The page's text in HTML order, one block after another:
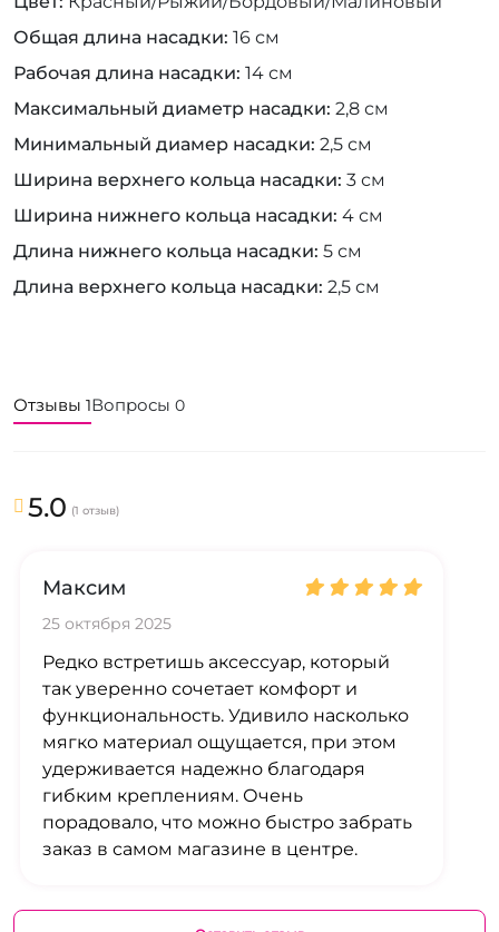
Общая длина насадки 16 см
Рабочая длина насадки 14 см
Максимальный диаметр насадки 2,8 см
Минимальный диамер насадки 2,5 см
Ширина верхнего кольца насадки 3 см
Ширина нижнего кольца насадки 4 см
Длина нижнего кольца насадки 5 см
Длина верхнего кольца насадки 2,5 см
Отзывы 1Вопросы 0
5.0 (1 отзыв)
Максим
25 октября 2025
Редко встретишь аксессуар, который
так уверенно сочетает комфорт и
функциональность. Удивило насколько
мягко материал ощущается, при этом
удерживается надежно благодаря
гибким креплениям. Очень
порадовало, что можно быстро забрать
заказ в самом магазине в центре.